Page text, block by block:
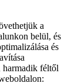
a
belül, és
és
harmadik féltől